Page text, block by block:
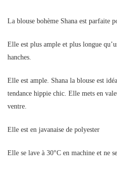
La blouse bohème Shana est parfaite
Elle est plus ample et plus longue
hanches.
Elle est ample. Shana la blouse est
tendance hippie chic. Elle mets en
ventre.
Elle est en javanaise de polyester
Elle se lave à 30°C en machine et ne